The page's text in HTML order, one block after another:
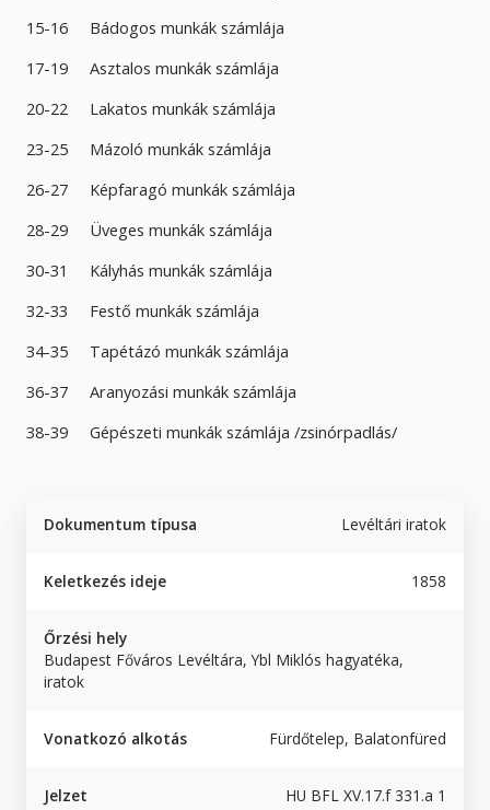
15-16 Bádogos munkák számlája
17-19 Asztalos munkák számlája
20-22 Lakatos munkák számlája
23-25 Mázoló munkák számlája
26-27 Képfaragó munkák számlája
28-29 Üveges munkák számlája
30-31 Kályhás munkák számlája
32-33 Festő munkák számlája
34-35 Tapétázó munkák számlája
36-37 Aranyozási munkák számlája
38-39 Gépészeti munkák számlája /zsinórpadlás/
Dokumentum típusa Levéltári iratok
Keletkezés ideje 1858
Őrzési hely
Budapest Főváros Levéltára, Ybl Miklós hagyatéka,
iratok
Vonatkozó alkotás Fürdőtelep, Balatonfüred
Jelzet HU BFL XV.17.f 331.a 1